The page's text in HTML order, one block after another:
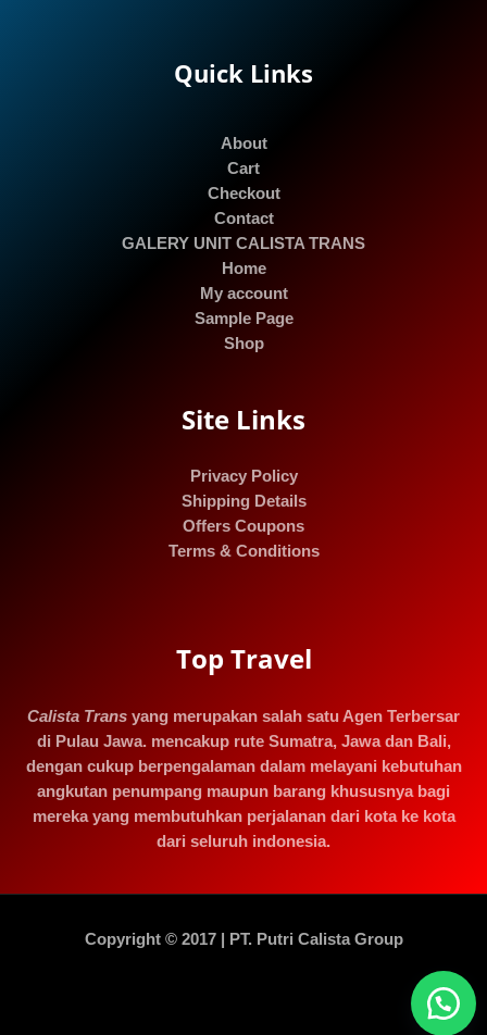
Quick Links
About
Cart
Checkout
Contact
GALERY UNIT CALISTA TRANS
Home
My account
Sample Page
Shop
Site Links
Privacy Policy
Shipping Details
Offers Coupons
Terms & Conditions
Top Travel
Calista Trans yang merupakan salah satu Agen Terbersar
di Pulau Jawa. mencakup rute Sumatra, Jawa dan Bali,
dengan cukup berpengalaman dalam melayani kebutuhan
angkutan penumpang maupun barang khususnya bagi
mereka yang membutuhkan perjalanan dari kota ke kota
dari seluruh indonesia.
Copyright © 2017 | PT. Putri Calista Group